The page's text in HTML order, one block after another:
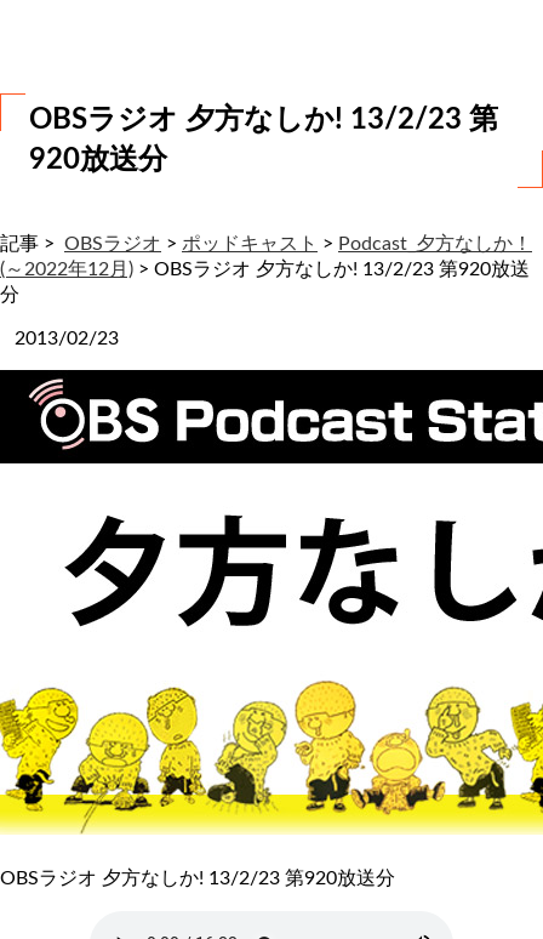
OBSラジオ 夕方なしか! 13/2/23 第
920放送分
記事 > OBSラジオ > ポッドキャスト > Podcast_夕方なしか！
(～2022年12月) > OBSラジオ 夕方なしか! 13/2/23 第920放送
分
2013/02/23
OBSラジオ 夕方なしか! 13/2/23 第920放送分